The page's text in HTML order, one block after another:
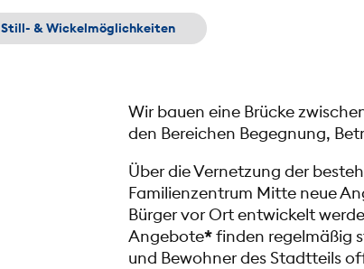
Still- & Wickelmöglichkeiten
Wir bauen eine Brücke
den Bereichen Begegnung,
Über die Vernetzung der
Familienzentrum Mitte neue
Bürger vor Ort entwickelt
Angebote*finden regelmäßig
und Bewohner des Stadtteils